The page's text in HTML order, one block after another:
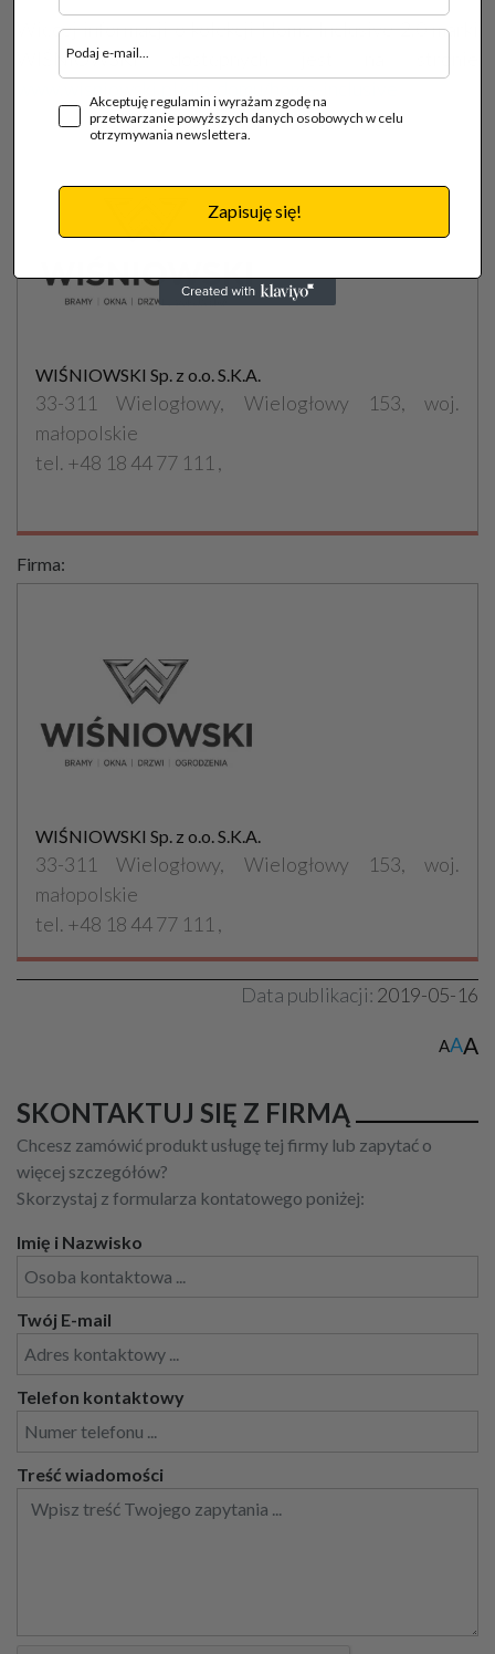
Więcej informacji o kolekcji Home Inclusive 2.0 marki
WIŚNIOWSKI dostępnych jest na stronie
WIŚNIOWSKI Sp. z o.o. S.K.A.
33-311 Wielogłowy, Wielogłowy 153, woj.
małopolskie
tel. +48 18 44 77 111 ,
Firma:
WIŚNIOWSKI Sp. z o.o. S.K.A.
33-311 Wielogłowy, Wielogłowy 153, woj.
małopolskie
tel. +48 18 44 77 111 ,
Data publikacji: 2019-05-16
AAA
SKONTAKTUJ SIĘ Z FIRMĄ
Chcesz zamówić produkt usługę tej firmy lub zapytać o
więcej szczegółów?
Skorzystaj z formularza kontatowego poniżej:
Imię i Nazwisko
Twój E-mail
Telefon kontaktowy
Treść wiadomości
Akceptuję regulamin i wyrażam zgodę na
przetwarzanie powyższych danych osobowych w celu
otrzymywania newslettera.
Zapisuję się!